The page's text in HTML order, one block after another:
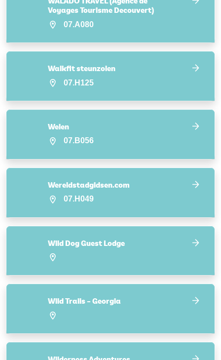
Voyages Tourisme Decouvert)
07.A080
Walkfit steunzolen
07.H125
Welen
07.B056
Wereldstadgidsen.com
07.H049
Wild Dog Guest Lodge
Wild Trails – Georgia